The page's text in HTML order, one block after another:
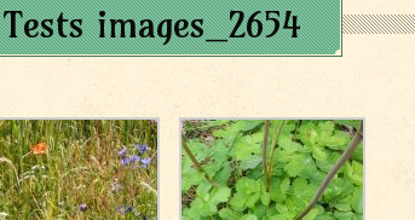
Tests images_2654